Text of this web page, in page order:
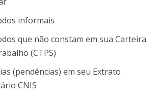
informais
que não constam em sua Carteira
(CTPS)
(pendências) em seu Extrato
CNIS